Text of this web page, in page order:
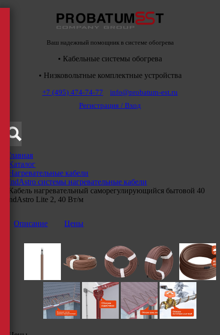
Ваш надежный помощник в системе обогрева
• Кабельные системы обогрева
• Низковольтные комплектные устройства
+7 (495) 474-74-77
info@probatum-est.ru
Регистрация / Вход
Главная
Каталог
Нагревательные кабели
IndAstro системы нагревательные кабели
Кабель нагревательный саморегулирующийся бытовой 40
IndAstro Lite 2, 40 Вт/м
Описание Цены